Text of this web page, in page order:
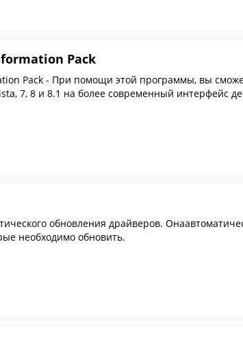
Pack
Pack - При помощи этой программы, вы
терфейс Windows
обновления драйверов.
необходимо обновить.